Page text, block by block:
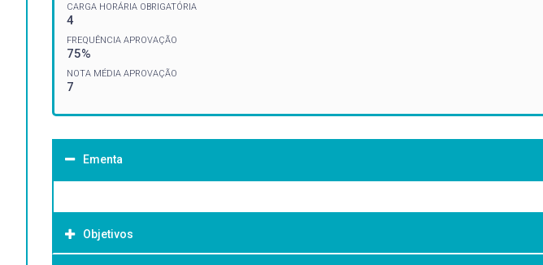
CARGA HORÁRIA OBRIGATÓRIA
4
FREQUÊNCIA APROVAÇÃO
75%
NOTA MÉDIA APROVAÇÃO
7
Ementa
Objetivos